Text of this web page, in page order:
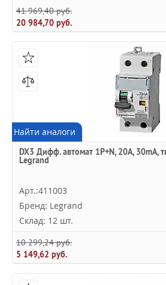
41 969,40 руб.
20 984,70 руб.
Найти аналоги
DX3 Дифф. автомат 1P+N, 20A, 30mA,
Legrand
Арт.:411003
Бренд: Legrand
Склад: 12 шт.
10 299,24 руб.
5 149,62 руб.